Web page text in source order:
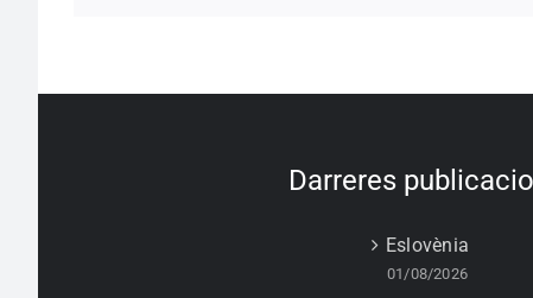
Darreres
Eslovènia
01/08/2026